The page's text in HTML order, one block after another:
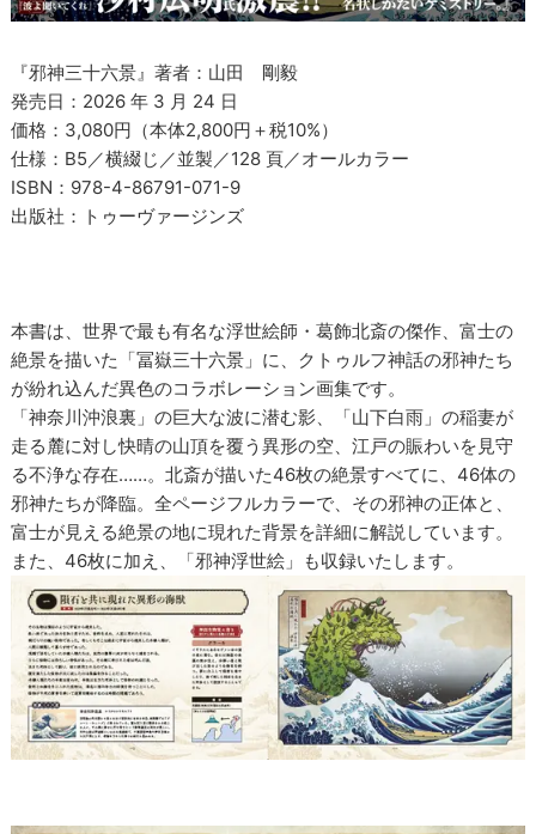
『邪神三十六景』著者：山田 剛毅
発売日：2026 年 3 月 24 日
価格：3,080円（本体2,800円＋税10%）
仕様：B5／横綴じ／並製／128 頁／オールカラー
ISBN：978-4-86791-071-9
出版社：トゥーヴァージンズ
本書は、世界で最も有名な浮世絵師・葛飾北斎の傑作、富士の
絶景を描いた「冨嶽三十六景」に、クトゥルフ神話の邪神たち
が紛れ込んだ異色のコラボレーション画集です。
「神奈川沖浪裏」の巨大な波に潜む影、「山下白雨」の稲妻が
走る麓に対し快晴の山頂を覆う異形の空、江戸の賑わいを見守
る不浄な存在……。北斎が描いた46枚の絶景すべてに、46体の
邪神たちが降臨。全ページフルカラーで、その邪神の正体と、
富士が見える絶景の地に現れた背景を詳細に解説しています。
また、46枚に加え、「邪神浮世絵」も収録いたします。